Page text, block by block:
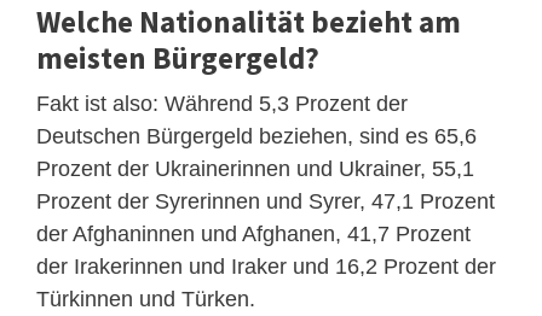
Welche Nationalität bezieht am
meisten Bürgergeld?
Fakt ist also: Während 5,3 Prozent der
Deutschen Bürgergeld beziehen, sind es 65,6
Prozent der Ukrainerinnen und Ukrainer, 55,1
Prozent der Syrerinnen und Syrer, 47,1 Prozent
der Afghaninnen und Afghanen, 41,7 Prozent
der Irakerinnen und Iraker und 16,2 Prozent der
Türkinnen und Türken.